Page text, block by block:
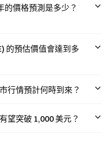
的價格預測是多少？
的預估價值會達到多
行情預計何時到來？
望突破 1,000 美元？